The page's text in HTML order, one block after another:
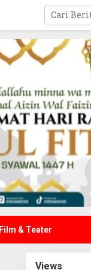
Film & Teater
Views